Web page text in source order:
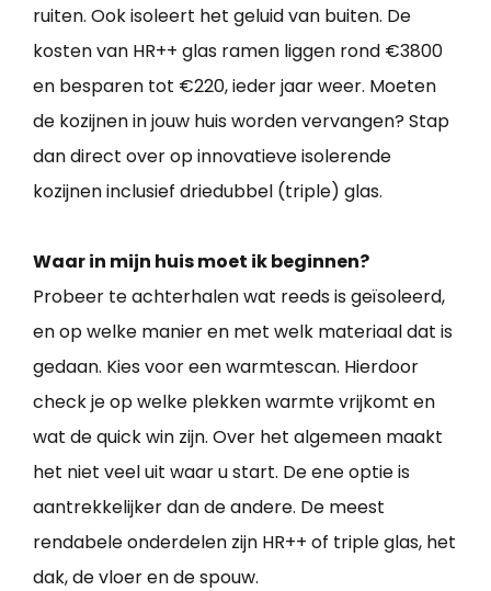
ruiten. Ook isoleert het geluid van buiten. De
kosten van HR++ glas ramen liggen rond €3800
en besparen tot €220, ieder jaar weer. Moeten
de kozijnen in jouw huis worden vervangen? Stap
dan direct over op innovatieve isolerende
kozijnen inclusief driedubbel (triple) glas.
Waar in mijn huis moet ik beginnen?
Probeer te achterhalen wat reeds is geïsoleerd,
en op welke manier en met welk materiaal dat is
gedaan. Kies voor een warmtescan. Hierdoor
check je op welke plekken warmte vrijkomt en
wat de quick win zijn. Over het algemeen maakt
het niet veel uit waar u start. De ene optie is
aantrekkelijker dan de andere. De meest
rendabele onderdelen zijn HR++ of triple glas, het
dak, de vloer en de spouw.